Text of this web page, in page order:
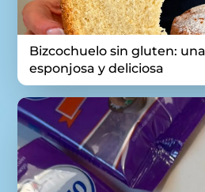
Bizcochuelo sin gluten:
esponjosa y deliciosa